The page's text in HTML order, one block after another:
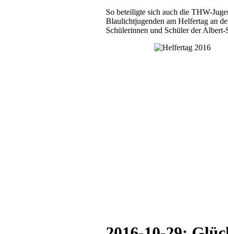
So beteiligte sich auch die THW-
Blaulichtjugenden am Helfertag an
Schülerinnen und Schüler der